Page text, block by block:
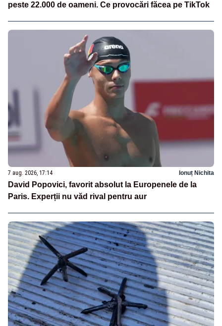
peste 22.000 de oameni. Ce provocări făcea pe TikTok
7 aug. 2026, 17:14 Ionuț Nichita
David Popovici, favorit absolut la Europenele de la
Paris. Experții nu văd rival pentru aur